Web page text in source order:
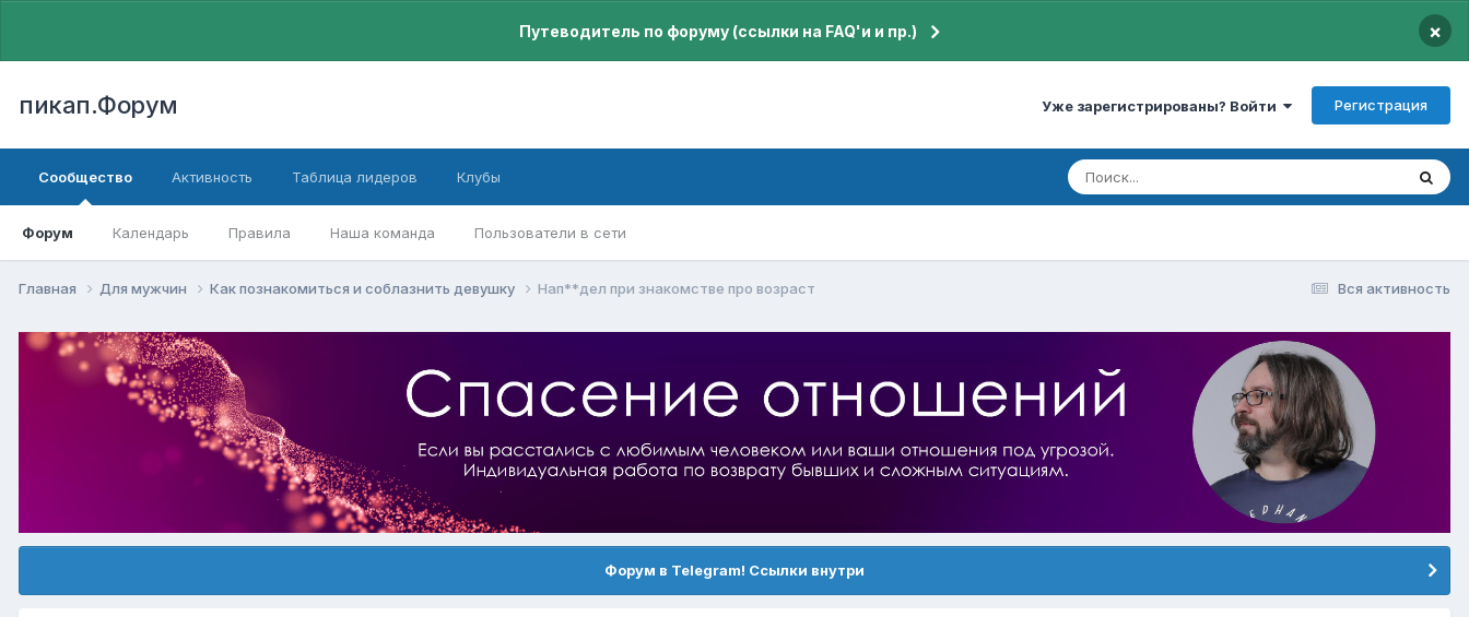
Путеводитель по форуму (ссылки на FAQ'и и пр.) ×
пикап.Форум Уже зарегистрированы? Войти Регистрация
Сообщество
Форум Календарь Правила Наша команда Пользователи в сети
Активность Таблица лидеров Клубы
Вся активность
Главная Для мужчин Как познакомиться и соблазнить девушку Нап**дел при знакомстве про возраст
Форум в Telegram! Ссылки внутри